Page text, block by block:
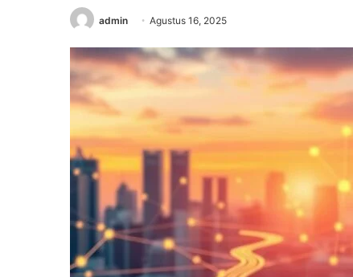
admin Agustus 16, 2025